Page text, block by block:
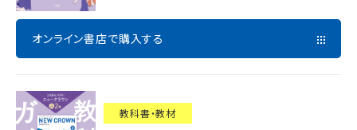
オンライン書店で購入する
教科書・教材